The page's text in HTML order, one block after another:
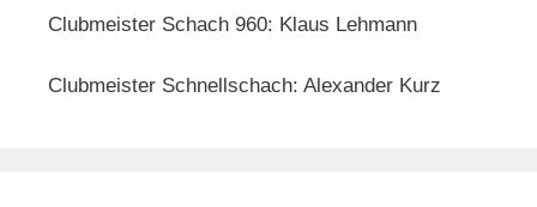
Clubmeister Schach 960: Klaus Lehmann
Clubmeister Schnellschach: Alexander Kurz